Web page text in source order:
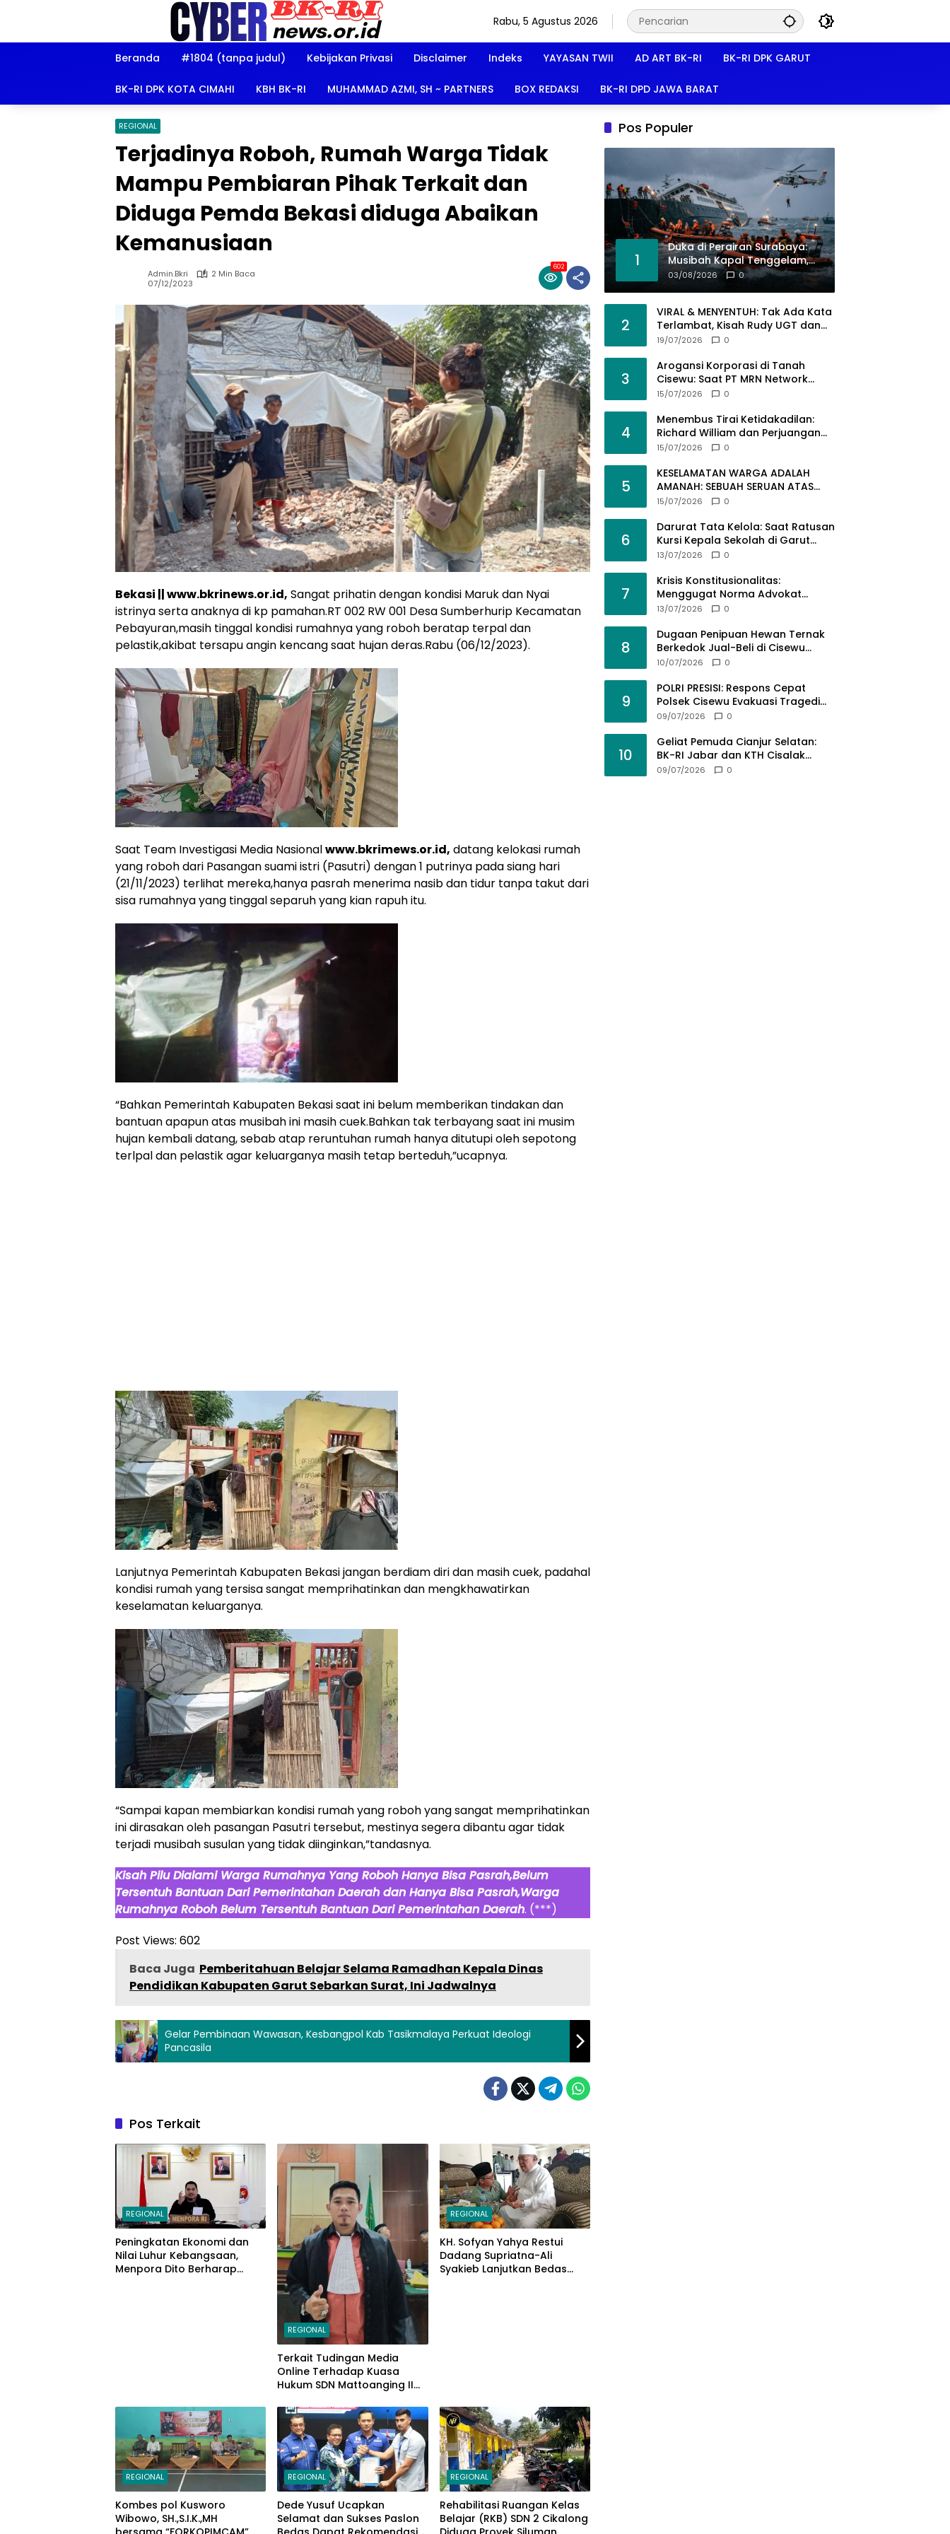
Rabu, 5 Agustus 2026
Beranda #1804 (tanpa judul) Kebijakan Privasi Disclaimer Indeks YAYASAN TWII AD ART BK-RI BK-RI DPK GARUT
BK-RI DPK KOTA CIMAHI KBH BK-RI MUHAMMAD AZMI, SH ~ PARTNERS BOX REDAKSI BK-RI DPD JAWA BARAT
REGIONAL
Terjadinya Roboh, Rumah Warga Tidak
Mampu Pembiaran Pihak Terkait dan
Diduga Pemda Bekasi diduga Abaikan
Kemanusiaan
Admin.bkri
2 Min Baca
07/12/2023
602
Bekasi || www.bkrinews.or.id, Sangat prihatin dengan kondisi Maruk dan Nyai
istrinya serta anaknya di kp pamahan.RT 002 RW 001 Desa Sumberhurip Kecamatan
Pebayuran,masih tinggal kondisi rumahnya yang roboh beratap terpal dan
pelastik,akibat tersapu angin kencang saat hujan deras.Rabu (06/12/2023).
Saat Team Investigasi Media Nasionalwww.bkrimews.or.id, datang kelokasi rumah
yang roboh dari Pasangan suami istri (Pasutri) dengan 1 putrinya pada siang hari
(21/11/2023) terlihat mereka,hanya pasrah menerima nasib dan tidur tanpa takut dari
sisa rumahnya yang tinggal separuh yang kian rapuh itu.
“Bahkan Pemerintah Kabupaten Bekasi saat ini belum memberikan tindakan dan
bantuan apapun atas musibah ini masih cuek.Bahkan tak terbayang saat ini musim
hujan kembali datang, sebab atap reruntuhan rumah hanya ditutupi oleh sepotong
terlpal dan pelastik agar keluarganya masih tetap berteduh,”ucapnya.
Lanjutnya Pemerintah Kabupaten Bekasi jangan berdiam diri dan masih cuek, padahal
kondisi rumah yang tersisa sangat memprihatinkan dan mengkhawatirkan
keselamatan keluarganya.
“Sampai kapan membiarkan kondisi rumah yang roboh yang sangat memprihatinkan
ini dirasakan oleh pasangan Pasutri tersebut, mestinya segera dibantu agar tidak
terjadi musibah susulan yang tidak diinginkan,”tandasnya.
Kisah Pilu Dialami Warga Rumahnya Yang Roboh Hanya Bisa Pasrah,Belum
Tersentuh Bantuan Dari Pemerintahan Daerah dan Hanya Bisa Pasrah,Warga
Rumahnya Roboh Belum Tersentuh Bantuan Dari Pemerintahan Daerah. (***)
Post Views: 602
Baca Juga Pemberitahuan Belajar Selama Ramadhan Kepala Dinas
Pendidikan Kabupaten Garut Sebarkan Surat, Ini Jadwalnya
Gelar Pembinaan Wawasan, Kesbangpol Kab Tasikmalaya Perkuat Ideologi
Pancasila
Pos Terkait
REGIONAL
Peningkatan Ekonomi dan
Nilai Luhur Kebangsaan,
Menpora Dito Berharap
REGIONAL
Terkait Tudingan Media
Online Terhadap Kuasa
Hukum SDN Mattoanging II
Mariso, Ini Penjelasannya
REGIONAL
KH. Sofyan Yahya Restui
Dadang Supriatna-Ali
Syakieb Lanjutkan Bedas
REGIONAL
Kombes pol Kusworo
Wibowo, SH.,S.I.K.,MH
REGIONAL
Dede Yusuf Ucapkan
Selamat dan Sukses Paslon
REGIONAL
Rehabilitasi Ruangan Kelas
Belajar (RKB) SDN 2 Cikalong
Pos Populer
1
Duka di Perairan Surabaya:
Musibah Kapal Tenggelam,
Solidaritas, dan Perjuangan
03/08/2026 0
2
VIRAL & MENYENTUH: Tak Ada Kata
Terlambat, Kisah Rudy UGT dan
Misi Membangun SDM Bangsa
19/07/2026 0
3
Arogansi Korporasi di Tanah
Cisewu: Saat PT MRN Network
Global Mengabaikan Adab dan
15/07/2026 0
4
Menembus Tirai Ketidakadilan:
Richard William dan Perjuangan
Konstitusional Advokat dalam
15/07/2026 0
5
KESELAMATAN WARGA ADALAH
AMANAH: SEBUAH SERUAN ATAS
SEMRAWUTNYA KABEL UTILITAS
15/07/2026 0
6
Darurat Tata Kelola: Saat Ratusan
Kursi Kepala Sekolah di Garut
“Dibiarkan Kosong” di Tengah
13/07/2026 0
7
Krisis Konstitusionalitas:
Menggugat Norma Advokat
dalam KUHAP Nomor 20 Tahun
Bermartabat
13/07/2026 0
8
Dugaan Penipuan Hewan Ternak
Berkedok Jual-Beli di Cisewu
Garut: Ratusan Juta Rupiah Raib,
Tangan
10/07/2026 0
9
POLRI PRESISI: Respons Cepat
Polsek Cisewu Evakuasi Tragedi
Gantung Diri, Kedepankan
Demi Jaga Marwah Negara
09/07/2026 0
10
Geliat Pemuda Cianjur Selatan:
BK-RI Jabar dan KTH Cisalak
Cidaun Dobrak Potensi Wisata
09/07/2026 0